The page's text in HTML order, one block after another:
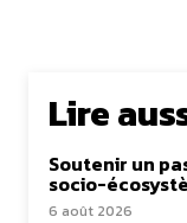
Lire
Soutenir un
socio-
6 août 2026